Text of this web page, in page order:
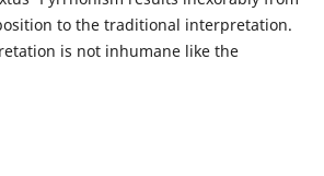
to the traditional interpretation.
is not inhumane like the